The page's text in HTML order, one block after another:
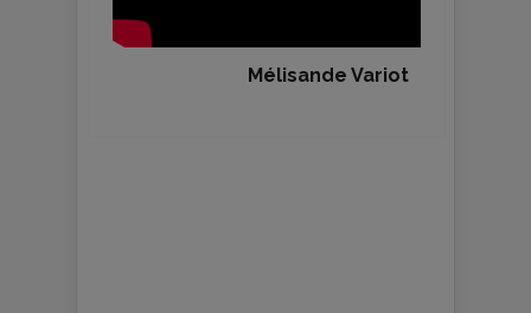
Mélisande Variot